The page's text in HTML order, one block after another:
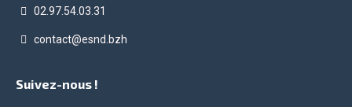
02.97.54.03.31
contact@esnd.bzh
Suivez-nous !